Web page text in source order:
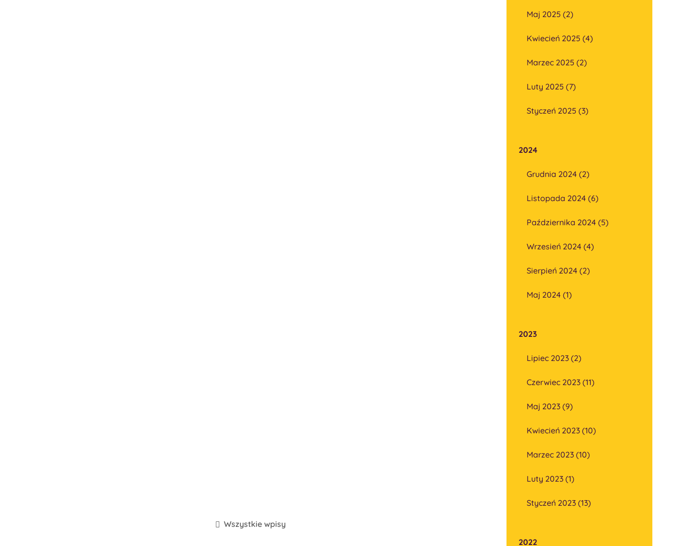
Wszystkie wpisy
Maj 2025 (2)
Kwiecień 2025 (4)
Marzec 2025 (2)
Luty 2025 (7)
Styczeń 2025 (3)
2024
Grudnia 2024 (2)
Listopada 2024 (6)
Października 2024 (5)
Wrzesień 2024 (4)
Sierpień 2024 (2)
Maj 2024 (1)
2023
Lipiec 2023 (2)
Czerwiec 2023 (11)
Maj 2023 (9)
Kwiecień 2023 (10)
Marzec 2023 (10)
Luty 2023 (1)
Styczeń 2023 (13)
2022